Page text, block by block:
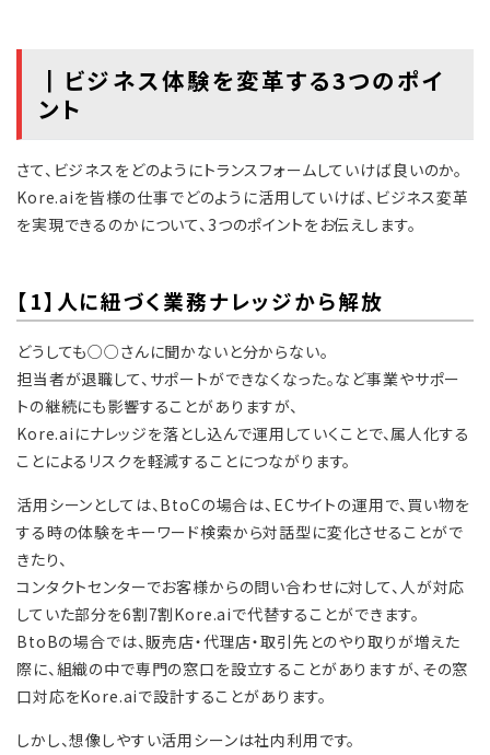
┃ビジネス体験を変革する3つのポイ
ント
さて、ビジネスをどのようにトランスフォームしていけば良いのか。
Kore.aiを皆様の仕事でどのように活用していけば、ビジネス変革
を実現できるのかについて、3つのポイントをお伝えします。
【1】人に紐づく業務ナレッジから解放
どうしても○○さんに聞かないと分からない。
担当者が退職して、サポートができなくなった。など事業やサポー
トの継続にも影響することがありますが、
Kore.aiにナレッジを落とし込んで運用していくことで、属人化する
ことによるリスクを軽減することにつながります。
活用シーンとしては、BtoCの場合は、ECサイトの運用で、買い物を
する時の体験をキーワード検索から対話型に変化させることがで
きたり、
コンタクトセンターでお客様からの問い合わせに対して、人が対応
していた部分を6割7割Kore.aiで代替することができます。
BtoBの場合では、販売店・代理店・取引先とのやり取りが増えた
際に、組織の中で専門の窓口を設立することがありますが、その窓
口対応をKore.aiで設計することがあります。
しかし、想像しやすい活用シーンは社内利用です。